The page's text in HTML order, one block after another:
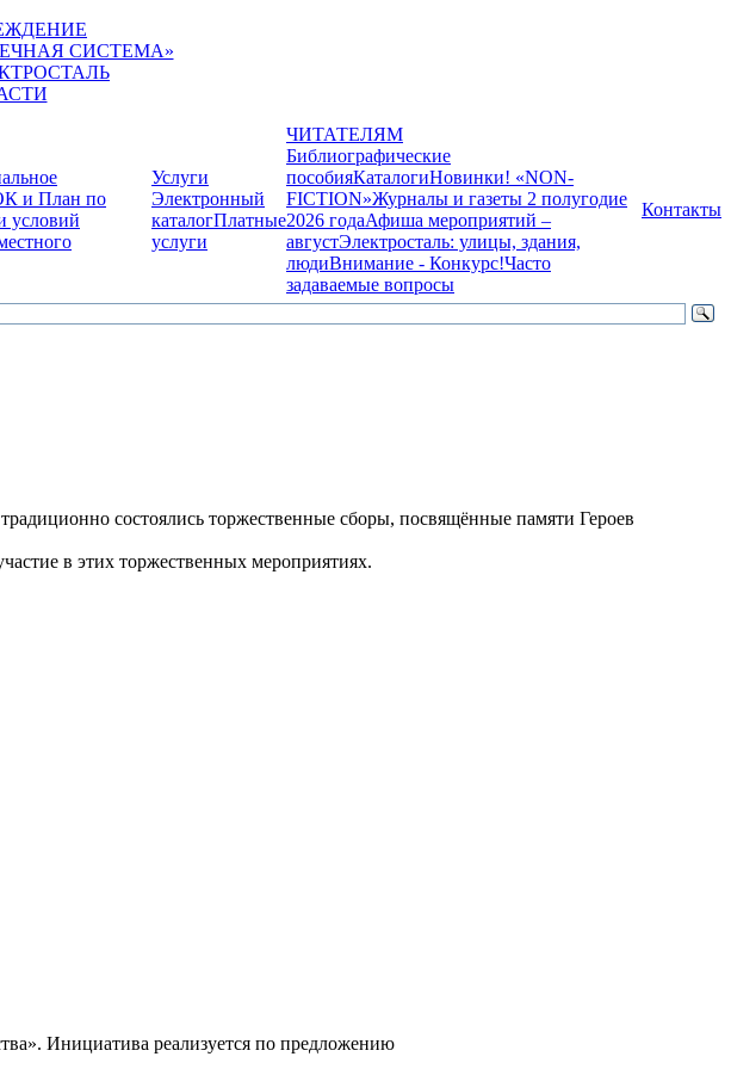
СИСТЕМА»
и План по
условий
Услуги
Электронный
каталогПлатные
услуги
ЧИТАТЕЛЯМ
Библиографические
пособияКаталогиНовинки! «NON-
FICTION»Журналы и газеты 2 полугодие
2026 годаАфиша мероприятий –
августЭлектросталь: улицы, здания,
людиВнимание - Конкурс!Часто
задаваемые вопросы
Контакты
состоялись торжественные сборы, посвящённые памяти Героев
в этих торжественных мероприятиях.
Инициатива реализуется по предложению